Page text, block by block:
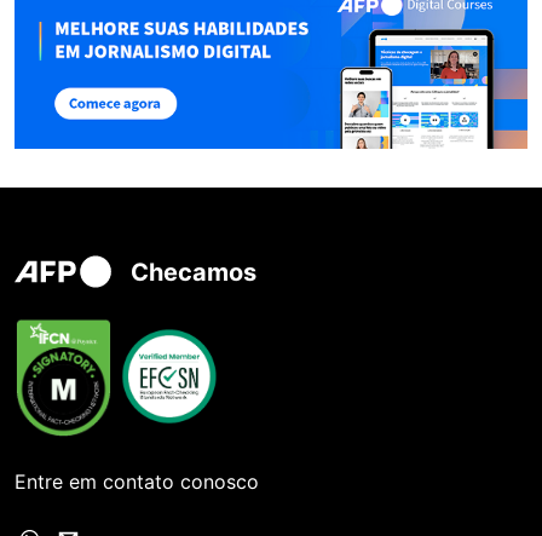
Checamos
Entre em contato conosco